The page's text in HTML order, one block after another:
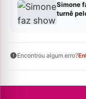
Simone
turnê
Encontrou algum erro?